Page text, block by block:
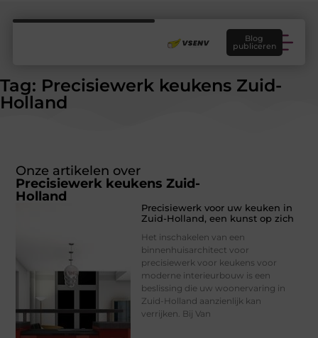
Blog
publiceren
Tag: Precisiewerk keukens Zuid-
Holland
Onze artikelen over
Precisiewerk keukens Zuid-
Holland
Precisiewerk voor uw keuken in
Zuid-Holland, een kunst op zich
Het inschakelen van een
binnenhuisarchitect voor
precisiewerk voor keukens voor
moderne interieurbouw is een
beslissing die uw woonervaring in
Zuid-Holland aanzienlijk kan
verrijken. Bij Van